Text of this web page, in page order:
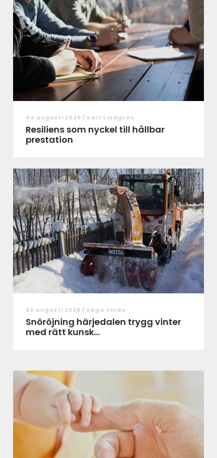
04 augusti 2026 / Karl Lindgren
Resiliens som nyckel till hållbar
prestation
03 augusti 2026 / Saga Vinde
Snöröjning härjedalen trygg vinter
med rätt kunsk...